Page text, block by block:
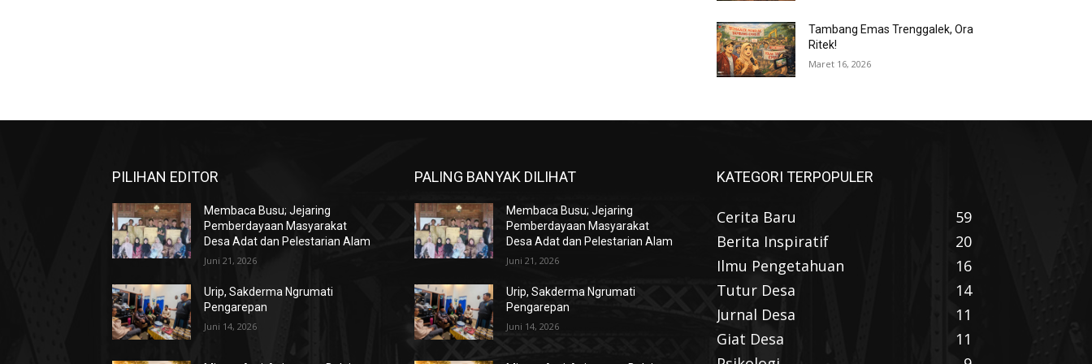
Tambang Emas Trenggalek, Ora
Ritek!
Maret 16, 2026
PILIHAN EDITOR
Membaca Busu; Jejaring
Pemberdayaan Masyarakat
Desa Adat dan Pelestarian Alam
Juni 21, 2026
Urip, Sakderma Ngrumati
Pengarepan
Juni 14, 2026
PALING BANYAK DILIHAT
Membaca Busu; Jejaring
Pemberdayaan Masyarakat
Desa Adat dan Pelestarian Alam
Juni 21, 2026
Urip, Sakderma Ngrumati
Pengarepan
Juni 14, 2026
KATEGORI TERPOPULER
Cerita Baru
59
Berita Inspiratif
20
Ilmu Pengetahuan
16
Tutur Desa
14
Jurnal Desa
11
Giat Desa
11